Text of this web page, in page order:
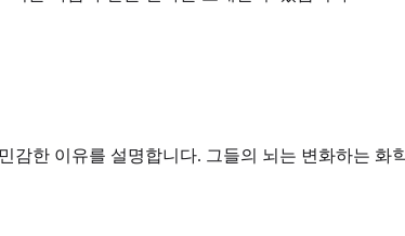
한 이유를 설명합니다. 그들의 뇌는 변화하는 화